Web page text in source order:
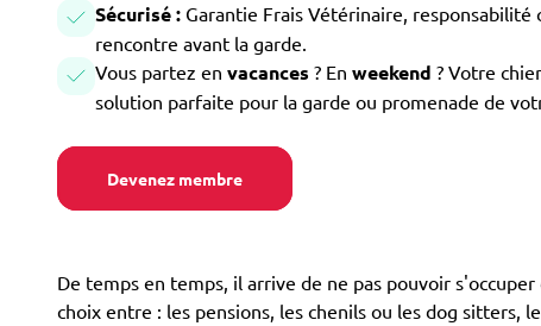
Sécurisé : Garantie Frais Vétérinaire,
rencontre avant la garde.
Vous partez en vacances ? En weekend ? Votre
solution parfaite pour la garde ou promenade de
Devenez membre
De temps en temps, il arrive de ne pas pouvoir
choix entre : les pensions, les chenils ou les dog sitters,